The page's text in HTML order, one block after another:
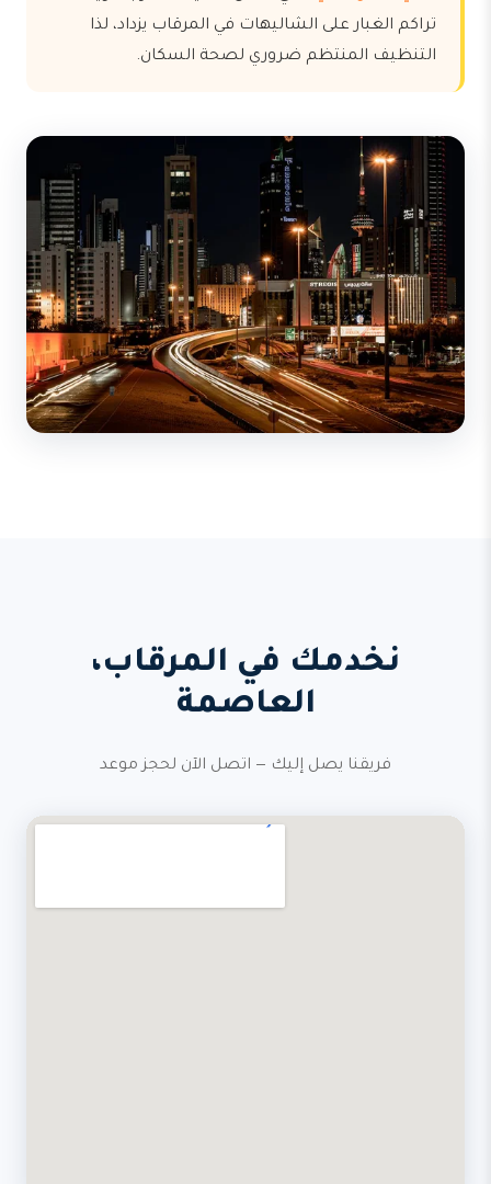
تراكم الغبار على الشاليهات في المرقاب يزداد، لذا
التنظيف المنتظم ضروري لصحة السكان.
نخدمك في المرقاب،
العاصمة
فريقنا يصل إليك — اتصل الآن لحجز موعد